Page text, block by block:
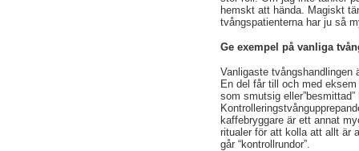
hemskt att hända. Magiskt
tvångspatienterna har ju så
Ge exempel på vanliga
Vanligaste
En del får till och med
som smutsig
kaffebryggare är ett annat
ritualer för att kolla att allt är
går “kontrollrundor”.